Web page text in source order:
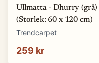
Ullmatta - Dhurry (grå)
(Storlek: 60 x 120 cm)
Trendcarpet
259 kr